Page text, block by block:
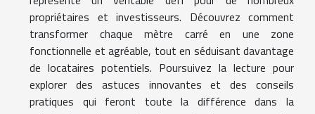
propriétaires et investisseurs. Découvrez comment
transformer chaque mètre carré en une zone
fonctionnelle et agréable, tout en séduisant davantage
de locataires potentiels. Poursuivez la lecture pour
explorer des astuces innovantes et des conseils
pratiques qui feront toute la différence dans la